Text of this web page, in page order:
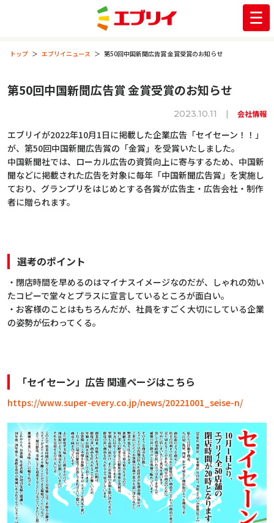
トップ エブリイニュース 第50回中国新聞広告賞 金賞受賞のお知らせ
第50回中国新聞広告賞 金賞受賞のお知らせ
2023.10.11 | 会社情報
エブリイが2022年10月1日に掲載した企業広告「セイセーン！！」
が、第50回中国新聞広告賞の「金賞」を受賞いたしました。
中国新聞社では、ローカル広告の資質向上に寄与するため、中国新
聞などに掲載された広告を対象に毎年「中国新聞広告賞」を実施し
ており、グランプリをはじめとする各賞が広告主・広告会社・制作
者に贈られます。
選考のポイント
・閉店時間を早めるのはマイナスイメージなのだが、しゃれの効い
たコピーで堂々とプラスに宣言しているところが面白い。
・お客様のことはもちろんだが、社員をすごく大切にしている企業
の姿勢が伝わってくる。
「セイセーン」広告 関連ページはこちら
https://www.super-every.co.jp/news/20221001_seise-n/